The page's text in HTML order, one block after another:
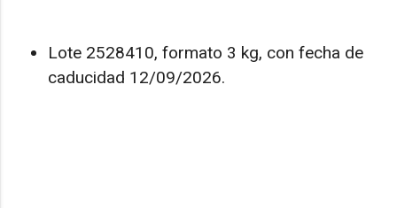
Lote 2528410, formato 3 kg, con fecha de
caducidad 12/09/2026.